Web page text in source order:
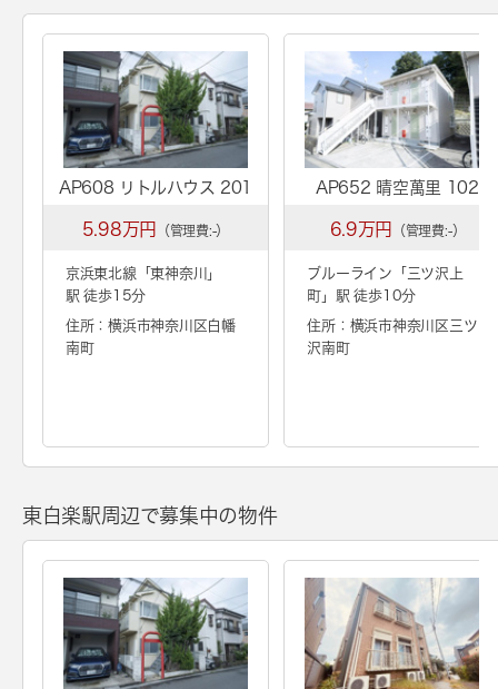
AP608 リトルハウス 201
5.98万円 （管理費:-）
京浜東北線「東神奈川
」
駅 徒歩15分
住所：横浜市神奈川区白幡
南町
AP652 晴空萬里 102
6.9万円 （管理費:-）
ブルーライン「 三ツ沢上
町 」駅 徒歩10分
住所：横浜市神奈川区三ツ
沢南町
東白楽駅周辺で募集中の物件